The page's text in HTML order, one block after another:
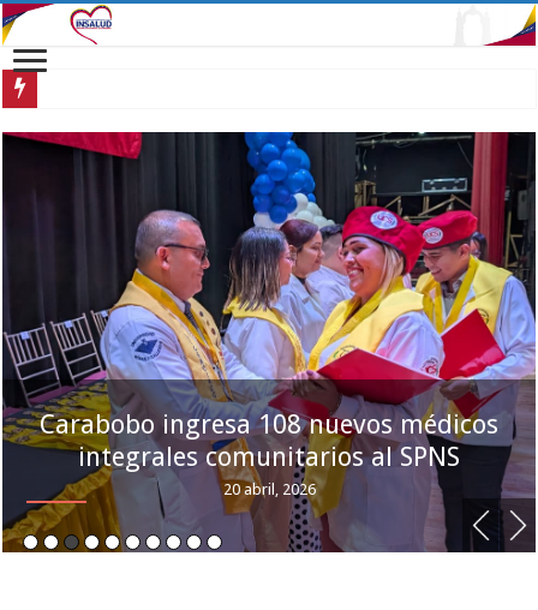
Carabobo ingresa 108 nuevos médicos
integrales comunitarios al SPNS
20 abril, 2026